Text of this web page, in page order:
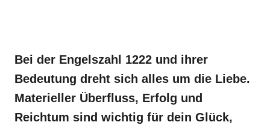
Bei der Engelszahl 1222 und ihrer
Bedeutung dreht sich alles um die Liebe.
Materieller Überfluss, Erfolg und
Reichtum sind wichtig für dein Glück,